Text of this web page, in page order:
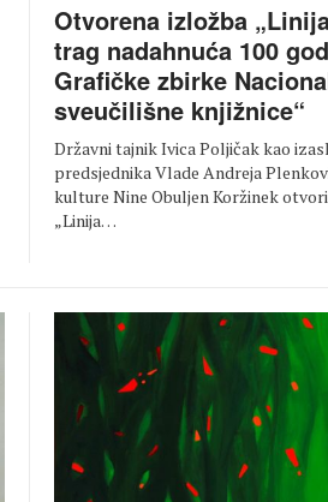
Otvorena izložba
trag nadahnuća 100
Grafičke zbirke
sveučilišne knjižnice“
Državni tajnik Ivica Poljičak kao
predsjednika Vlade Andreja
kulture Nine Obuljen Koržinek
„Linija…